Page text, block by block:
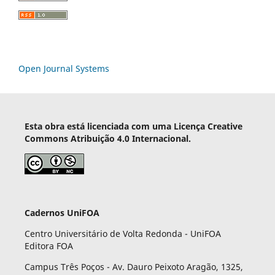
Open Journal Systems
Esta obra está licenciada com uma Licença Creative
Commons Atribuição 4.0 Internacional.
Cadernos UniFOA
Centro Universitário de Volta Redonda - UniFOA
Editora FOA
Campus Três Poços - Av. Dauro Peixoto Aragão, 1325,